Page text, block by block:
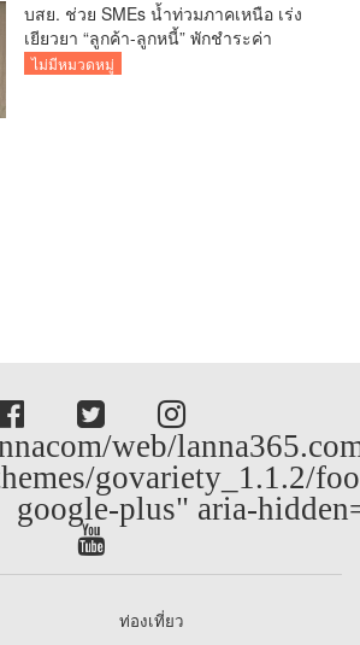
บสย. ช่วย SMEs น้ำท่วมภาคเหนือ เร่ง
เยียวยา “ลูกค้า-ลูกหนี้” พักชำระค่า
ธรรมเนียม-ค่างวด
ไม่มีหมวดหมู่
web/
govariety_1.1.2/
google-plus" aria-
ท่องเที่ยว